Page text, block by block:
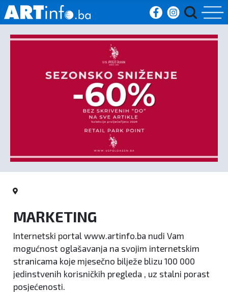
Početna
Vijesti
Crna
kronika
Politika
Zanimljivosti
MARKETING
Internetski portal www.artinfo.ba nudi Vam
mogućnost oglašavanja na svojim internetskim
stranicama koje mjesečno bilježe blizu 100 000
jedinstvenih korisničkih pregleda , uz stalni porast
posjećenosti.